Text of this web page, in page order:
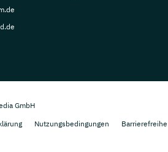
GmbH
Nutzungsbedingungen